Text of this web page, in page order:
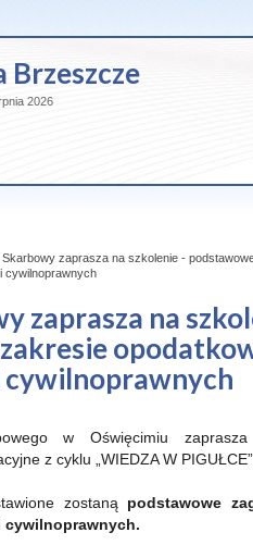
Brzeszcze
2026
zaprasza na szkolenie -
cywilnoprawnych
zaprasza na
cywilnoprawnych
w Oświęcimiu
z cyklu
„WIEDZA W PIGUŁCE”.
zostaną podstawowe